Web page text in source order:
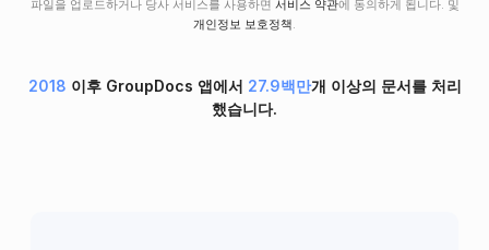
파일을 업로드하거나 당사 서비스를 사용하면 서비스 약관에 동의하게 됩니다. 및
개인정보 보호정책.
2018 이후 GroupDocs 앱에서 27.9백만개 이상의 문서를 처리
했습니다.